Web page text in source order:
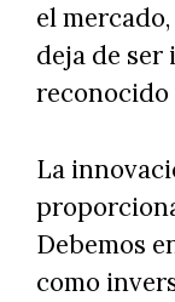
el
deja de ser
reconocido
La
Debemos
como